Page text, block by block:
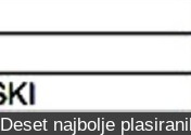
Deset najbolje